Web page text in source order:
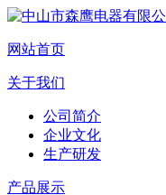
网站首页
关于我们
公司简介
企业文化
生产研发
产品展示